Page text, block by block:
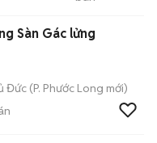
Sàn Gác lửng
Đức (P. Phước Long mới)